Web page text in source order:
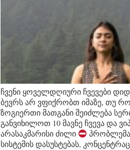
ჩვენი ყოველდღიური ჩვევები
ბევრს არ ვფიქრობთ იმაზე, თუ
ზოგიერთი მათგანი შეიძლება
განვიხილოთ 10 მავნე ჩვევა და
არასაკმარისი ძილი
სისტემის დასუსტებას,